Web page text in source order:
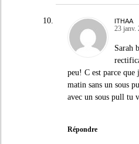
ITHAA
23 janv.
Sarah
peu! C est parce que
matin sans un sous
avec un sous pull tu
Répondre